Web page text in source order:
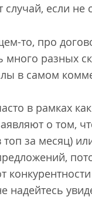
случай, если
то, про
много разных
в самом
в рамках
о том,
топ за месяц)
надейтесь